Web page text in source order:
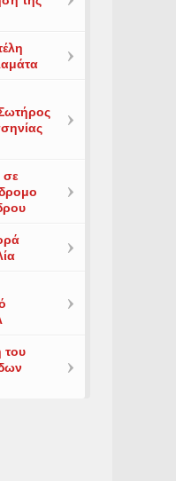
σε
του